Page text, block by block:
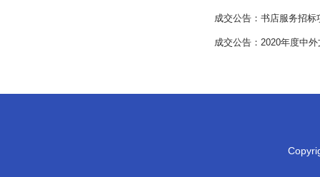
成交公告：书店服务招标
成交公告：2020年度中